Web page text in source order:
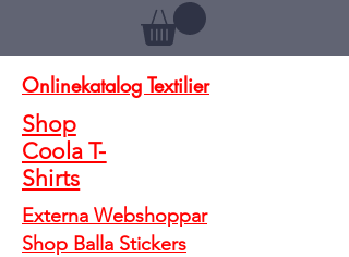
Shop
Coola T-
Shirts
Onlinekatalog Textilier
Externa Webshoppar
Shop Balla Stickers